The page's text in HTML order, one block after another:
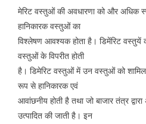
मेरिट वस्तुओं की अवधारणा को और अधिक
हानिकारक वस्तुओं का
विश्लेषण आवश्यक होता है। डिमेंरिट वस्तुयें
वस्तुओं के विपरीत होती
है। डिमेरिट वस्तुओं में उन वस्तुओं को शामिल
रूप से हानिकारक एवं
आवांछनीय होती है तथा जो बाजार तंत्र
उत्पादित की जाती है। इन